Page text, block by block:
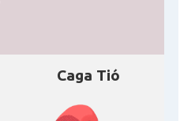
Caga Tió